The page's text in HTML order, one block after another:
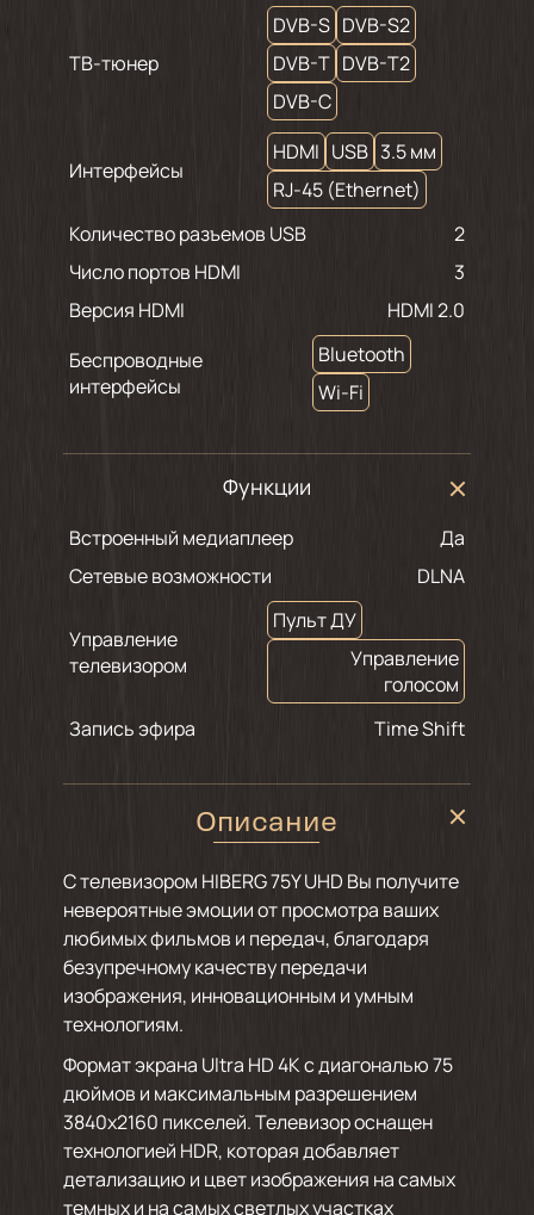
ТВ-тюнер
DVB-S DVB-S2
DVB-T DVB-T2
DVB-C
Интерфейсы
HDMI USB 3.5 мм
RJ-45 (Ethernet)
Количество разъемов USB
2
Число портов HDMI
3
Версия HDMI
HDMI 2.0
Беспроводные
интерфейсы
Bluetooth
Wi-Fi
Функции
Встроенный медиаплеер
Да
Сетевые возможности
DLNA
Управление
телевизором
Пульт ДУ
Управление
голосом
Запись эфира
Time Shift
Описание
С телевизором HIBERG 75Y UHD Вы получите
невероятные эмоции от просмотра ваших
любимых фильмов и передач, благодаря
безупречному качеству передачи
изображения, инновационным и умным
технологиям.
Формат экрана Ultra HD 4K с диагональю 75
дюймов и максимальным разрешением
3840х2160 пикселей. Телевизор оснащен
технологией HDR, которая добавляет
детализацию и цвет изображения на самых
темных и на самых светлых участках